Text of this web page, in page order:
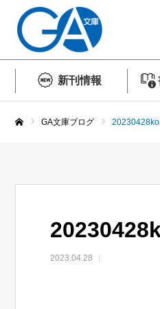
新刊情報
GA文庫ブログ
2023.04.28